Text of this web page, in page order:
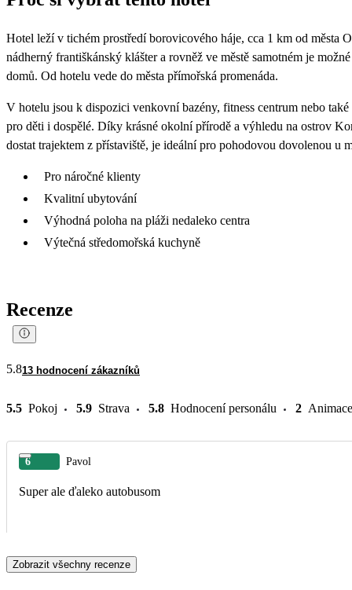
Hotel leží v tichém prostředí borovicového háje, cca 1 km od města
nádherný františkánský klášter a rovněž ve městě samotném je
domů. Od hotelu vede do města přímořská promenáda.
V hotelu jsou k dispozici venkovní bazény, fitness centrum nebo
pro děti i dospělé. Díky krásné okolní přírodě a výhledu na ostrov
dostat trajektem z přístaviště, je ideální pro pohodovou dovolenou u
Pro náročné klienty
Kvalitní ubytování
Výhodná poloha na pláži nedaleko centra
Výtečná středomořská kuchyně
Recenze
5.813 hodnocení zákazníků
5.5 Pokoj 5.9 Strava 5.8 Hodnocení personálu 2 Animace
6 Pavol
Super ale ďaleko autobusom
Zobrazit všechny recenze